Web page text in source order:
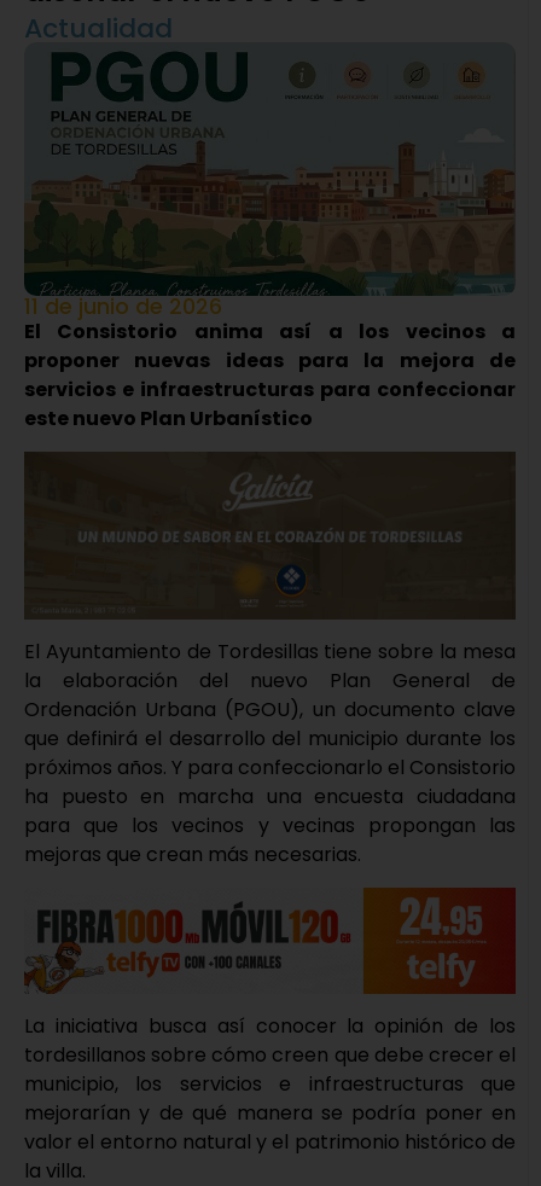
Actualidad
11 de junio de 2026
El Consistorio anima así a los vecinos a
proponer nuevas ideas para la mejora de
servicios e infraestructuras para confeccionar
este nuevo Plan Urbanístico
El Ayuntamiento de Tordesillas tiene sobre la mesa
la elaboración del nuevo Plan General de
Ordenación Urbana (PGOU), un documento clave
que definirá el desarrollo del municipio durante los
próximos años. Y para confeccionarlo el Consistorio
ha puesto en marcha una encuesta ciudadana
para que los vecinos y vecinas propongan las
mejoras que crean más necesarias.
La iniciativa busca así conocer la opinión de los
tordesillanos sobre cómo creen que debe crecer el
municipio, los servicios e infraestructuras que
mejorarían y de qué manera se podría poner en
valor el entorno natural y el patrimonio histórico de
la villa.